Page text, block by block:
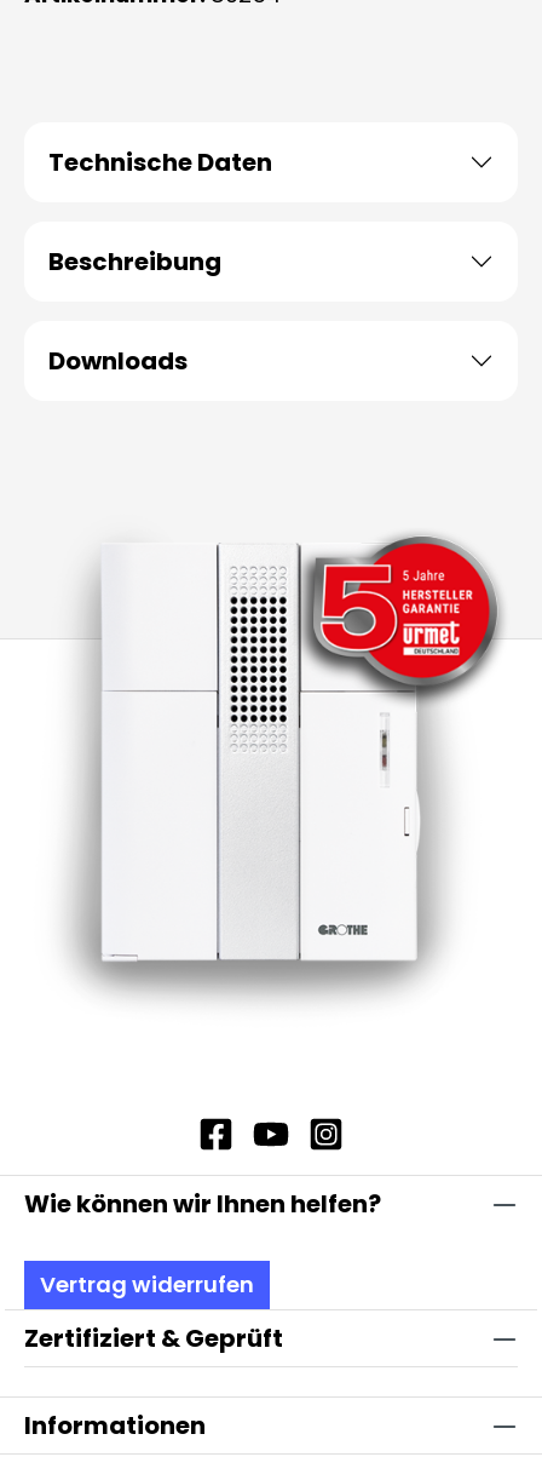
Technische Daten
Beschreibung
Downloads
Wie können wir Ihnen helfen?
Vertrag widerrufen
Zertifiziert & Geprüft
Informationen